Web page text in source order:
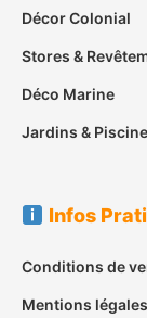
Décor Colonial
Stores &
Déco Marine
Jardins &
Infos
Conditions de
Mentions légales